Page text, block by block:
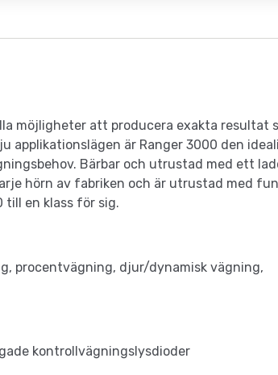
möjligheter att producera exakta resultat
applikationslägen är Ranger 3000 den
Bärbar och utrustad med ett
hörn av fabriken och är utrustad med
till en klass för sig.
procentvägning, djur/dynamisk vägning,
kontrollvägningslysdioder